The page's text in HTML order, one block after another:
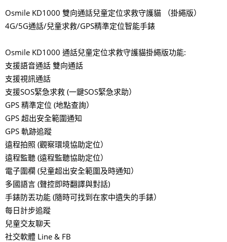
Osmile KD1000 雙向通話兒童定位求救守護貓 （掛繩版）
4G/5G通話/兒童求救/GPS精準定位智能手錶
Osmile KD1000 通話兒童定位求救守護貓掛繩版功能:
支援語音通話 雙向通話
支援視訊通話
支援SOS緊急求救 (一鍵SOS緊急求助）
GPS 精準定位 (地點查詢）
GPS 超出安全範圍通知
GPS 軌跡追蹤
遠程拍照 (觀察環境協助定位）
遠程監聽 (遠程監聽協助定位）
電子圍欄 (兒童超出安全範圍及時通知）
多國語言 (聲控即時翻譯與對話)
手錶防丟功能 (隨時可找到在家中遺失的手錶）
每日計步追蹤
兒童交友聊天
社交軟體 Line & FB